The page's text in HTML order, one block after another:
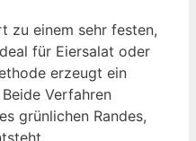
zu einem sehr festen,
für Eiersalat oder
erzeugt ein
Verfahren
grünlichen Randes,